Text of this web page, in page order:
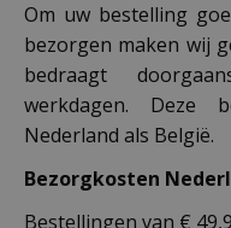
Om uw bestelling
bezorgen maken wij
bedraagt
werkdagen. Deze
Nederland als België.
Bezorgkosten
Bestellingen van €